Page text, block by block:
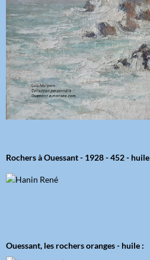
Rochers à Ouessant - 1928 - 452 -
Ouessant, les rochers oranges - huile :